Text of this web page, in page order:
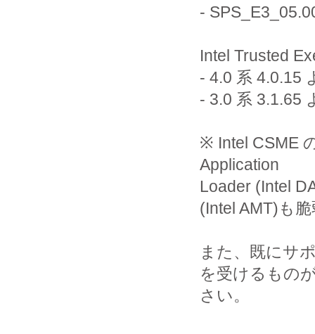
-
Intel Trusted
- 4.0 系 4.0.15
- 3.0 系 3.1.65
※ Intel CSME
Application
Loader (Intel
(Intel AMT)も
また、既にサ
を受けるもの
さい。